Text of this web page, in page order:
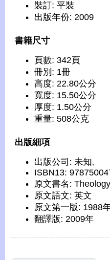
裝訂: 平裝
出版年份: 2009
書籍尺寸
頁數: 342頁
冊別: 1冊
高度: 22.80公分
寬度: 15.50公分
厚度: 1.50公分
重量: 508公克
出版細項
出版公司: 未知,
ISBN13:
原文書名:
原文語文: 英文
原文第一版: 1988
翻譯版: 2009年